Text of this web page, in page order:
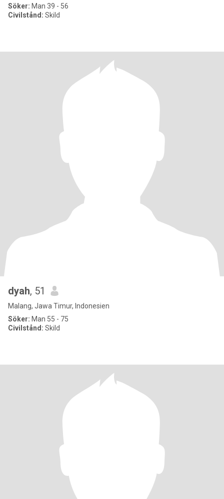
Söker: Man 39 - 56
Civilstånd: Skild
dyah, 51
Malang, Jawa Timur, Indonesien
Söker: Man 55 - 75
Civilstånd: Skild